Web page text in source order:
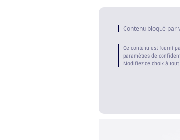
Contenu bloqué par
Ce contenu est fourni
paramètres de
Modifiez ce choix à